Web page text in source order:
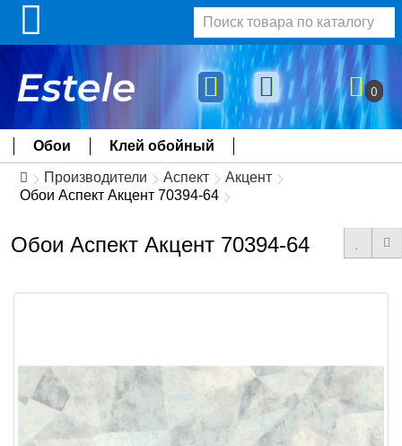
0
Обои Клей обойный
Производители Аспект
Акцент
Обои Аспект Акцент 70394-64
Обои Аспект Акцент 70394-64